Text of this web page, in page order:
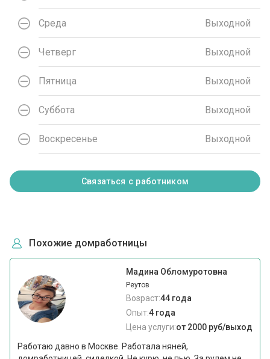
Среда Выходной
Четверг Выходной
Пятница Выходной
Суббота Выходной
Воскресенье Выходной
Связаться с работником
Похожие домработницы
Мадина Обломуротовна
Реутов
Возраст:44 года
Опыт:4 года
Цена услуги:от 2000 руб/выход
Работаю давно в Москве. Работала няней,